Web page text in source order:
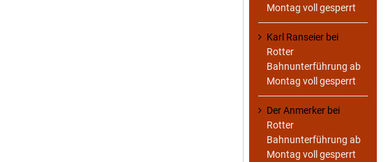
Montag voll gesperrt
Karl Ranseier bei
Rotter
Bahnunterführung ab
Montag voll gesperrt
Der Anmerker bei
Rotter
Bahnunterführung ab
Montag voll gesperrt